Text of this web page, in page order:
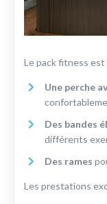
Le pack fitness est
Une perche
Des bandes
différents
Des rames
Les prestations